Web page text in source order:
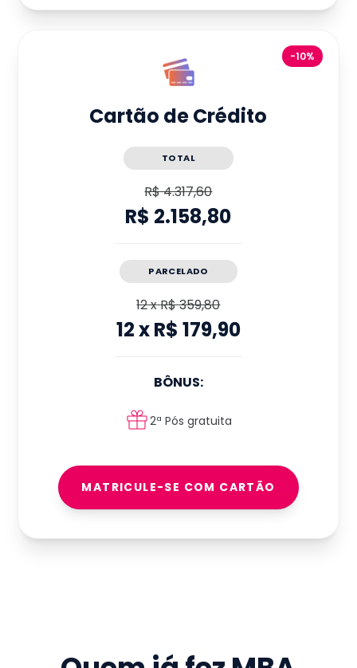
-10%
Cartão de Crédito
TOTAL
R$ 4.317,60
R$ 2.158,80
PARCELADO
12xR$ 359,80
12xR$ 179,90
BÔNUS:
2ª Pós gratuita
MATRICULE-SE COM CARTÃO